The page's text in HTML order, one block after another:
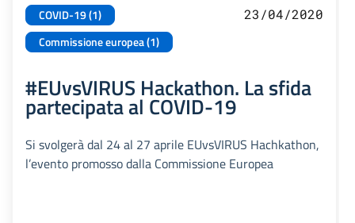
COVID-19 (1)
Commissione europea (1)
23/04/2020
#EUvsVIRUS Hackathon. La sfida
partecipata al COVID-19
Si svolgerà dal 24 al 27 aprile EUvsVIRUS Hachkathon,
l’evento promosso dalla Commissione Europea